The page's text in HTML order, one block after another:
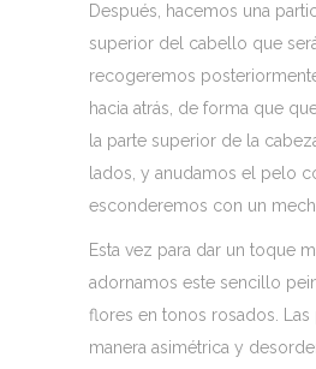
Después, hacemos una
superior del cabello que
recogeremos
hacia atrás, de forma que
la parte superior de la
lados, y anudamos el pelo
esconderemos con un
Esta vez para dar un toque
adornamos este sencillo
flores en tonos rosados.
manera asimétrica y